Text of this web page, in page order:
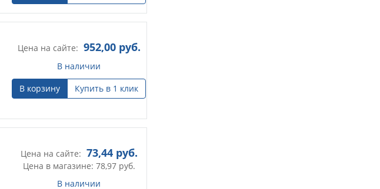
Цена на сайте: 952,00руб.
В наличии
В корзину
Купить в 1 клик
Цена на сайте: 73,44руб.
Цена в магазине: 78,97руб.
В наличии